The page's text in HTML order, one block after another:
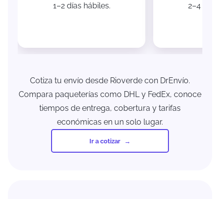
1–2 días hábiles. 2–4 días
Cotiza tu envío desde Rioverde con DrEnvío.
Compara paqueterías como DHL y FedEx, conoce
tiempos de entrega, cobertura y tarifas
económicas en un solo lugar.
Ir a cotizar